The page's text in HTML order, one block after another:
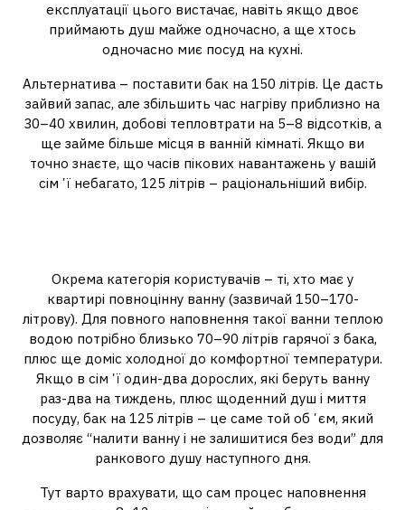
експлуатації цього вистачає, навіть якщо двоє
приймають душ майже одночасно, а ще хтось
одночасно миє посуд на кухні.
Альтернатива – поставити бак на 150 літрів. Це дасть
зайвий запас, але збільшить час нагріву приблизно на
30–40 хвилин, добові тепловтрати на 5–8 відсотків, а
ще займе більше місця в ванній кімнаті. Якщо ви
точно знаєте, що часів пікових навантажень у вашій
сімʼї небагато, 125 літрів – раціональніший вибір.
Окрема категорія користувачів – ті, хто має у
квартирі повноцінну ванну (зазвичай 150–170-
літрову). Для повного наповнення такої ванни теплою
водою потрібно близько 70–90 літрів гарячої з бака,
плюс ще доміс холодної до комфортної температури.
Якщо в сімʼї один-два дорослих, які беруть ванну
раз-два на тиждень, плюс щоденний душ і миття
посуду, бак на 125 літрів – це саме той обʼєм, який
дозволяє “налити ванну і не залишитися без води” для
ранкового душу наступного дня.
Тут варто врахувати, що сам процес наповнення